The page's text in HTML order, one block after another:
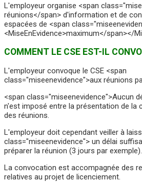
L'employeur organise <span
réunions</span> d'information et de
espacées de <span
<MiseEnEvidence>maximum</span></
COMMENT LE CSE EST-IL
L'employeur convoque le CSE <span
class="miseenevidence">aux réunions
<span class="miseenevidence">Aucun
n'est imposé entre la présentation de la
des réunions.
L'employeur doit cependant veiller à
class="miseenevidence"> un délai
préparer la réunion (3 jours par exemple).
La convocation est accompagnée des
relatives au projet de licenciement.